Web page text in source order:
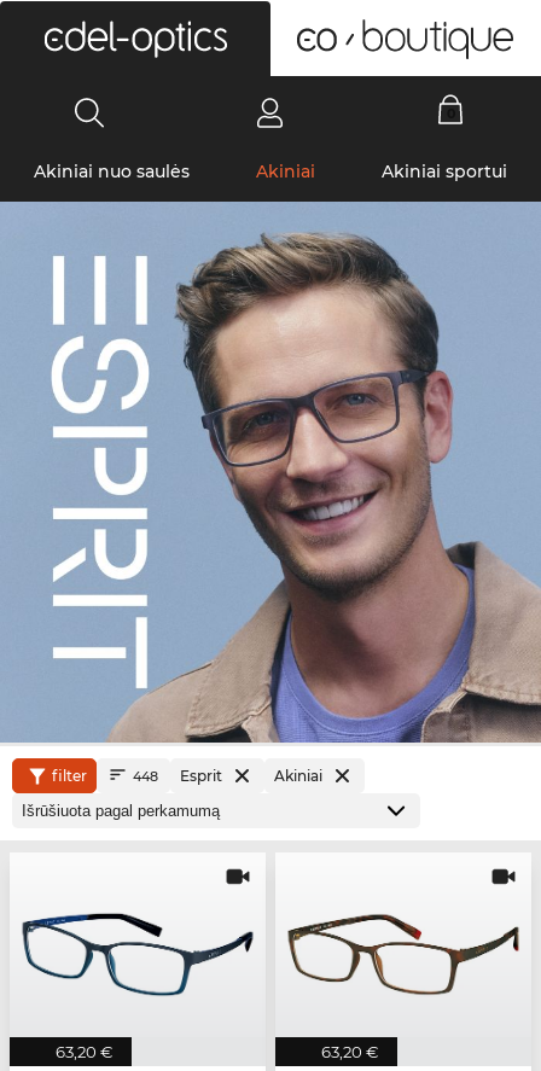
Akiniai nuo saulės Akiniai Akiniai sportui
filter 448 Esprit Akiniai
63,20 € 63,20 €